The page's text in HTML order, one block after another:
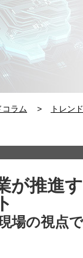
コラム トレンド
が推進
場の視点